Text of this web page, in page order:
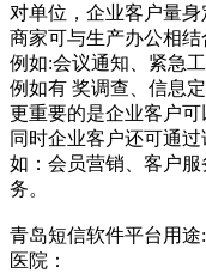
对单位，企业客户量
商家可与生产办公相结
例如:会议通知、紧急工
例如有 奖调查、信息
更重要的是企业客户可
同时企业客户还可通
如：会员营销、客户
务。
青岛短信软件平台用途:
医院：